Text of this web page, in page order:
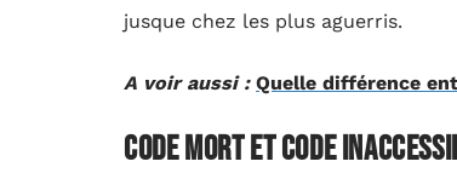
jusque chez les plus aguerris.
A voir aussi : Quelle différence
Code mort et code